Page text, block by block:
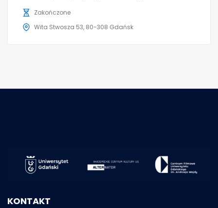
Zakończone
Wita Stwosza 53, 80-308 Gdańsk
KONTAKT